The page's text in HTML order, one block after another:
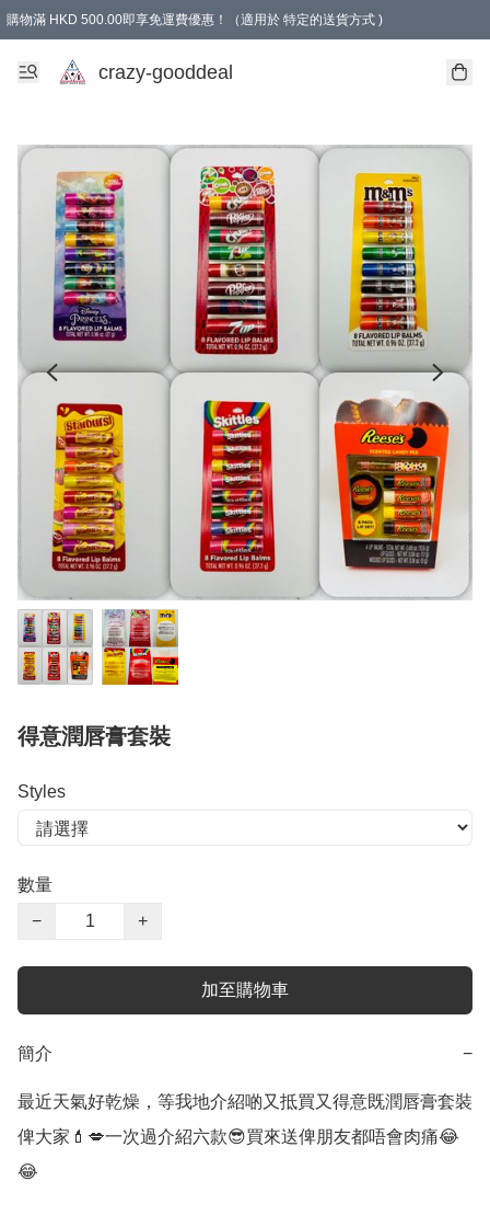
購物滿 HKD 500.00即享免運費優惠！（適用於 特定的送貨方式 )
成為會員可享免費禮品
crazy-gooddeal
得意潤唇膏套裝
Styles
數量
−
+
加至購物車
簡介 −
最近天氣好乾燥，等我地介紹啲又抵買又得意既潤唇膏套裝
俾大家💄💋一次過介紹六款😎買來送俾朋友都唔會肉痛😂
😂